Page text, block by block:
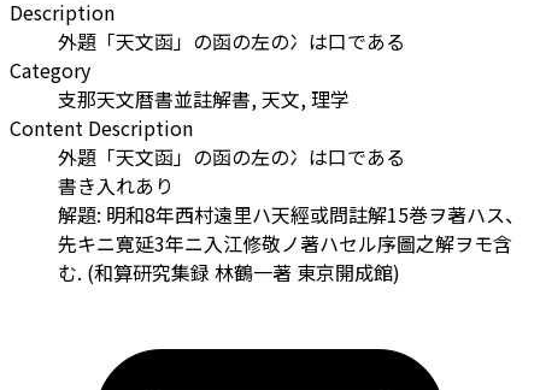
Description
外題「天文函」の函の左の冫は口である
Category
支那天文暦書並註解書, 天文, 理学
Content Description
外題「天文函」の函の左の冫は口である
書き入れあり
解題: 明和8年西村遠里ハ天經或問註解15巻ヲ著ハス、
先キニ寛延3年ニ入江修敬ノ著ハセル序圖之解ヲモ含
む. (和算研究集録 林鶴一著 東京開成館)